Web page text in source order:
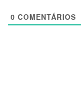
0 COMENTÁRIOS